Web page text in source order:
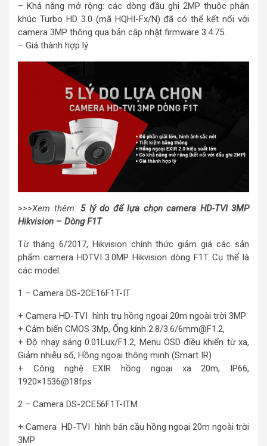
– Khả năng mở rộng: các dòng đầu ghi 2MP thuộc phân
khúc Turbo HD 3.0 (mã HQHI-Fx/N) đã có thể kết nối với
camera 3MP thông qua bản cập nhật firmware 3.4.75.
– Giá thành hợp lý
>>>Xem thêm: 5 lý do để lựa chọn camera HD-TVI 3MP
Hikvision – Dòng F1T
Từ tháng 6/2017, Hikvision chính thức giảm giá các sản
phẩm camera HDTVI 3.0MP Hikvision dòng F1T. Cụ thể là
các model:
1 – Camera DS-2CE16F1T-IT
+ Camera HD-TVI hình trụ hồng ngoại 20m ngoài trời 3MP
+ Cảm biến CMOS 3Mp, Ống kính 2.8/3.6/6mm@F1.2,
+ Độ nhạy sáng 0.01Lux/F1.2, Menu OSD điều khiển từ xa,
Giảm nhiễu số, Hồng ngoại thông minh (Smart IR)
+ Công nghệ EXIR hồng ngoại xa 20m, IP66,
1920×1536@18fps
2 – Camera DS-2CE56F1T-ITM
+ Camera HD-TVI hình bán cầu hồng ngoại 20m ngoài trời
3MP